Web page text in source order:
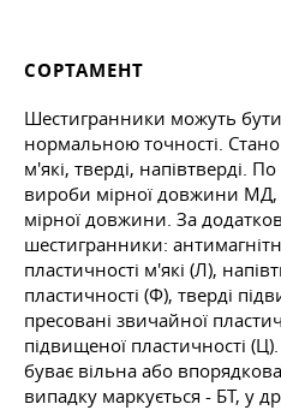
СОРТАМЕНТ
Шестигранники можуть
нормальною точності.
м'які, тверді, напівтверді.
вироби мірної довжини МД,
мірної довжини. За
шестигранники:
пластичності м'які (Л),
пластичності (Ф), тверді
пресовані звичайної
підвищеної пластичності
буває вільна або
випадку маркується - БТ, у